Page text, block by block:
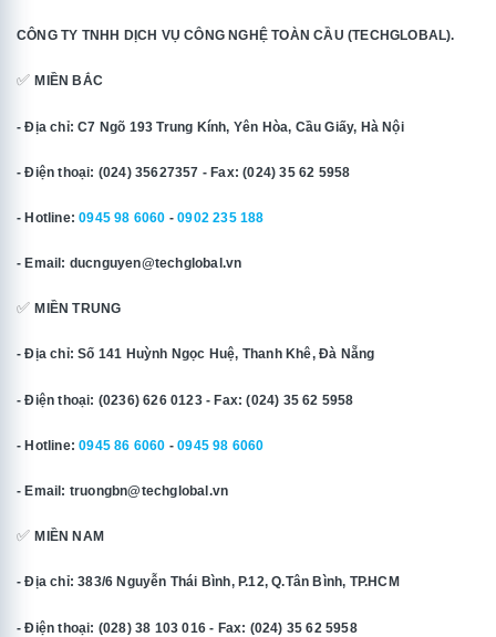
CÔNG TY TNHH DỊCH VỤ CÔNG NGHỆ TOÀN CẦU (TECHGLOBAL).
✅MIỀN BẮC
- Địa chỉ: C7 Ngõ 193 Trung Kính, Yên Hòa, Cầu Giấy, Hà Nội
- Điện thoại: (024) 35627357 - Fax: (024) 35 62 5958
- Hotline:0945 98 6060 -0902 235 188
- Email: ducnguyen@techglobal.vn
✅MIỀN TRUNG
- Địa chỉ: Số 141 Huỳnh Ngọc Huệ, Thanh Khê, Đà Nẵng
- Điện thoại: (0236) 626 0123 - Fax: (024) 35 62 5958
- Hotline:0945 86 6060 -0945 98 6060
- Email: truongbn@techglobal.vn
✅MIỀN NAM
- Địa chỉ: 383/6 Nguyễn Thái Bình, P.12, Q.Tân Bình, TP.HCM
- Điện thoại: (028) 38 103 016 - Fax: (024) 35 62 5958